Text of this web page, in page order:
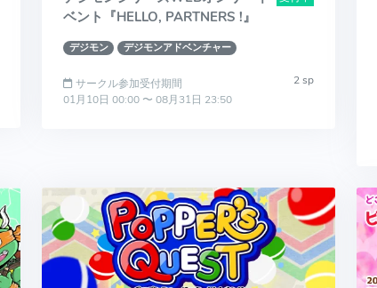
ベント『HELLO, PARTNERS !』
デジモン デジモンアドベンチャー
2 sp
サークル参加受付期間
01月10日 00:00 〜 08月31日 23:50